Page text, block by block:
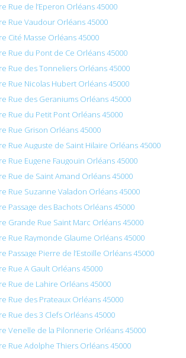
Rue de l’Eperon Orléans 45000
Rue Vaudour Orléans 45000
Cité Masse Orléans 45000
Rue du Pont de Ce Orléans 45000
Rue des Tonneliers Orléans 45000
Rue Nicolas Hubert Orléans 45000
Rue des Geraniums Orléans 45000
Rue du Petit Pont Orléans 45000
Rue Grison Orléans 45000
Rue Auguste de Saint Hilaire Orléans 45000
Rue Eugene Faugouin Orléans 45000
Rue de Saint Amand Orléans 45000
Rue Suzanne Valadon Orléans 45000
Passage des Bachots Orléans 45000
Grande Rue Saint Marc Orléans 45000
Rue Raymonde Glaume Orléans 45000
Passage Pierre de l’Estoille Orléans 45000
Rue A Gault Orléans 45000
Rue de Lahire Orléans 45000
Rue des Prateaux Orléans 45000
Rue des 3 Clefs Orléans 45000
Venelle de la Pilonnerie Orléans 45000
Rue Adolphe Thiers Orléans 45000